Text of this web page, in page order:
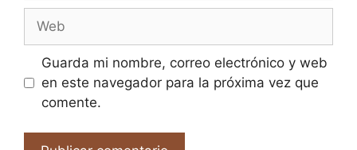
Guarda mi nombre, correo electrónico y web
en este navegador para la próxima vez que
comente.